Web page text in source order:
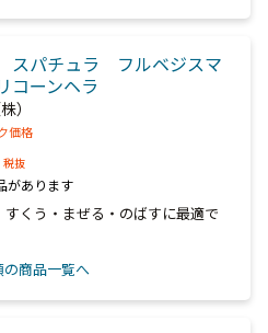
スパチュラ フルベジスマ
コーンヘラ
）
価格
税抜
があります
くう・まぜる・のばすに最適で
の商品一覧へ